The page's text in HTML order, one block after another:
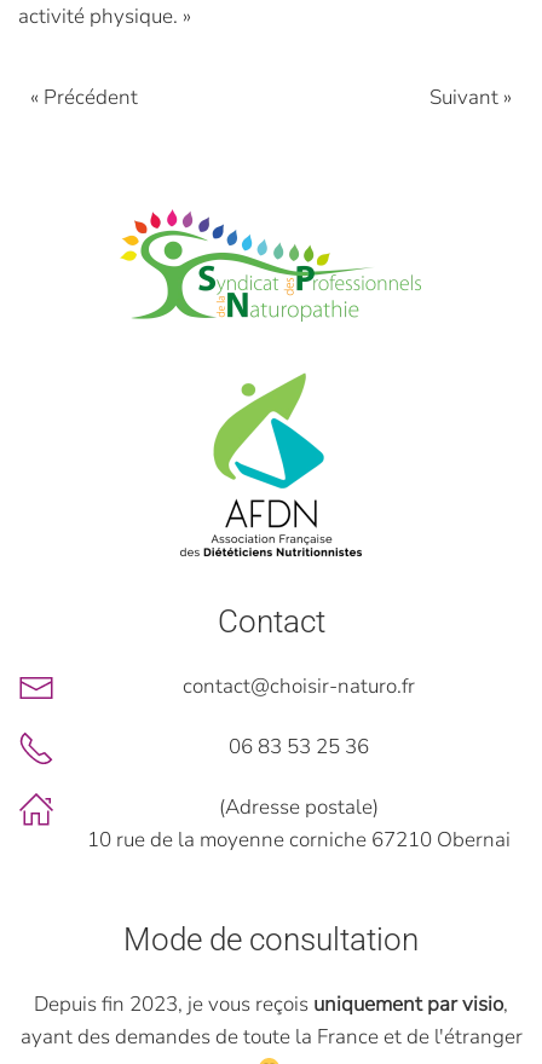
activité physique. »
« Précédent Suivant »
Contact
contact@choisir-naturo.fr
06 83 53 25 36
(Adresse postale)
10 rue de la moyenne corniche 67210 Obernai
Mode de consultation
Depuis fin 2023, je vous reçois uniquement par visio,
ayant des demandes de toute la France et de l'étranger